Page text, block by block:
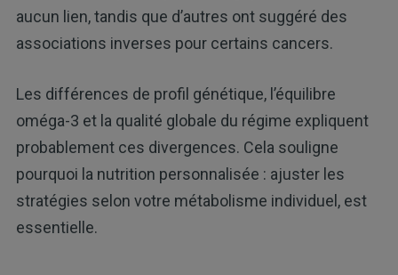
aucun lien, tandis que d’autres ont suggéré des
associations inverses pour certains cancers.
Les différences de profil génétique, l’équilibre
oméga-3 et la qualité globale du régime expliquent
probablement ces divergences. Cela souligne
pourquoi la nutrition personnalisée : ajuster les
stratégies selon votre métabolisme individuel, est
essentielle.